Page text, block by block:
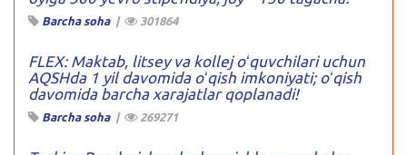
Barcha soha| 301864
FLEX: Maktab, litsey va kollej oʻquvchilari uchun
AQSHda 1 yil davomida oʻqish imkoniyati; oʻqish
davomida barcha xarajatlar qoplanadi!
Barcha soha| 269271